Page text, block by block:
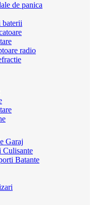
de panica
baterii
radio
Garaj
Culisante
Batante